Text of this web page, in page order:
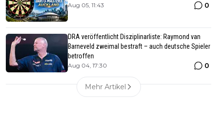
Aug 05, 11:43 0
DRA veröffentlicht Disziplinarliste: Raymond van
Barneveld zweimal bestraft – auch deutsche Spieler
betroffen
Aug 04, 17:30 0
Mehr Artikel